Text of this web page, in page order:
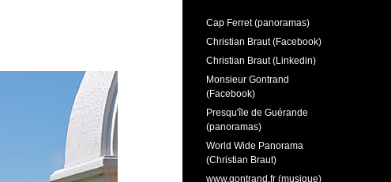
Cap Ferret (panoramas)
Christian Braut (Facebook)
Christian Braut (Linkedin)
Monsieur Gontrand
(Facebook)
Presqu'île de Guérande
(panoramas)
World Wide Panorama
(Christian Braut)
www.gontrand.fr (musique)